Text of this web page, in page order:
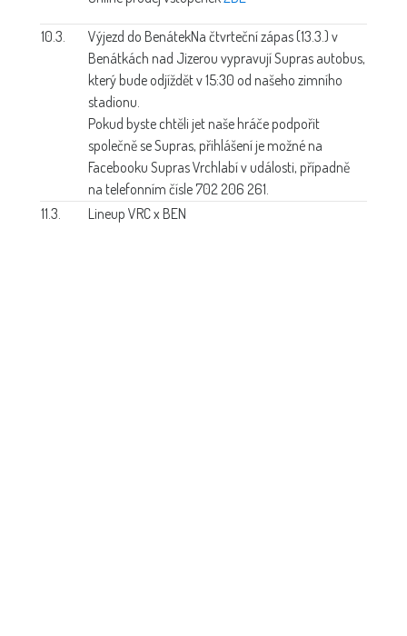
10.3. Výjezd do BenátekNa čtvrteční zápas (13.3.) v
Benátkách nad Jizerou vypravují Supras autobus,
který bude odjíždět v 15:30 od našeho zimního
stadionu.
Pokud byste chtěli jet naše hráče podpořit
společně se Supras, přihlášení je možné na
Facebooku Supras Vrchlabí v události, případně
na telefonním čísle 702 206 261.
11.3.
Lineup VRC x BEN